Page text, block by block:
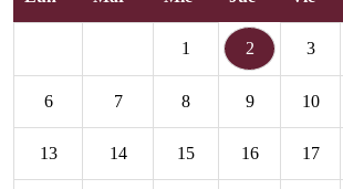
1 2 3
6 7 8 9 10
13 14 15 16 17